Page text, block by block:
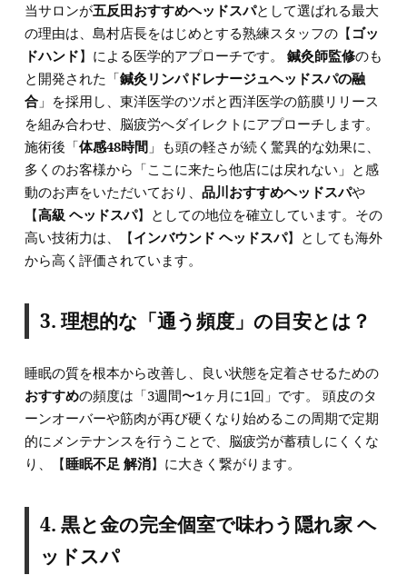
当サロンが五反田おすすめヘッドスパとして選ばれる最大
の理由は、島村店長をはじめとする熟練スタッフの【 ゴッ
ドハンド】による医学的アプローチです。 鍼灸師監修のも
と開発された「鍼灸リンパドレナージュヘッドスパの融
合」を採用し、東洋医学のツボと西洋医学の筋膜リリース
を組み合わせ、脳疲労へダイレクトにアプローチします。
施術後「体感48時間」も頭の軽さが続く驚異的な効果に、
多くのお客様から「ここに来たら他店には戻れない」と感
動のお声をいただいており、 品川おすすめヘッドスパや
【高級 ヘッドスパ】としての地位を確立しています。その
高い技術力は、【インバウンド ヘッドスパ】としても海外
から高く評価されています。
3. 理想的な「通う頻度」の目安とは？
睡眠の質を根本から改善し、良い状態を定着させるための
おすすめの頻度は「3週間〜1ヶ月に1回」です。 頭皮のタ
ーンオーバーや筋肉が再び硬くなり始めるこの周期で定期
的にメンテナンスを行うことで、脳疲労が蓄積しにくくな
り、【睡眠不足 解消】に大きく繋がります。
4. 黒と金の完全個室で味わう隠れ家 ヘ
ッドスパ